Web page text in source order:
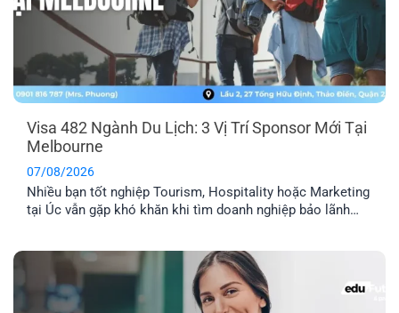
Visa 482 Ngành Du Lịch: 3 Vị Trí Sponsor Mới Tại
Melbourne
07/08/2026
Nhiều bạn tốt nghiệp Tourism, Hospitality hoặc Marketing
tại Úc vẫn gặp khó khăn khi tìm doanh nghiệp bảo lãnh
Travel Consultant và Content Creator, với lộ trình doanh
nghiệp cam kết [...]